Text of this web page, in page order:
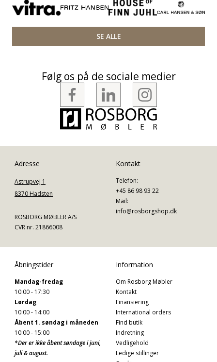
SE ALLE
Følg os på de sociale medier
Adresse
Astrupvej 1
8370 Hadsten
ROSBORG MØBLER A/S
CVR nr. 21866008
Kontakt
Telefon:
+45 86 98 93 22
Mail:
info@rosborgshop.dk
Åbningstider
Mandag-fredag
10:00 - 17:30
Lørdag
10:00 - 14:00
Åbent 1. søndag i måneden
10:00 - 15:00
*Der er ikke åbent søndage i juni,
juli & august.
Information
Om Rosborg Møbler
Kontakt
Finansiering
International orders
Find butik
Indretning
Vedligehold
Ledige stillinger